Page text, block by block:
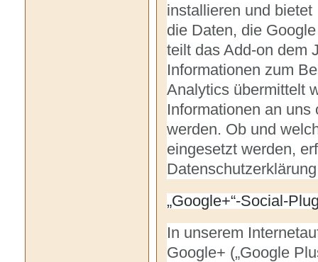
installieren und
die Daten, die
teilt das Add-on dem
Informationen zum
Analytics übermittelt
Informationen an
werden. Ob und
eingesetzt werden,
„Google+“-Social-
In unserem
Google+ („Google